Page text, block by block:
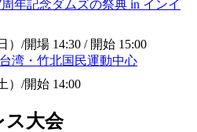
年記念ダムズの祭典 in インイ
） /開場 14:30 / 開始 15:00
湾・竹北国民運動中心
） /開始 14:00
ス大会